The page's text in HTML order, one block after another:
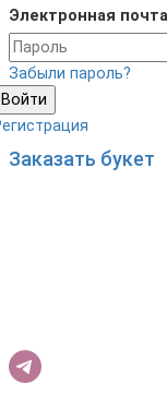
Электронная почта
Забыли пароль?
Войти
Заказать букет